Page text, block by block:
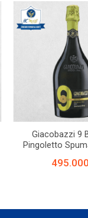
Giacobazzi 9
Pingoletto
495.000